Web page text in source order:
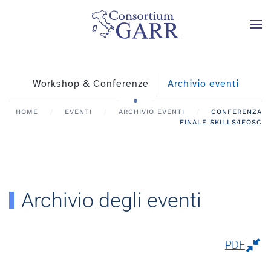
Skip to main content
Workshop & Conferenze Archivio eventi
HOME EVENTI ARCHIVIO EVENTI
CONFERENZA
FINALE SKILLS4EOSC
Archivio degli eventi
PDF